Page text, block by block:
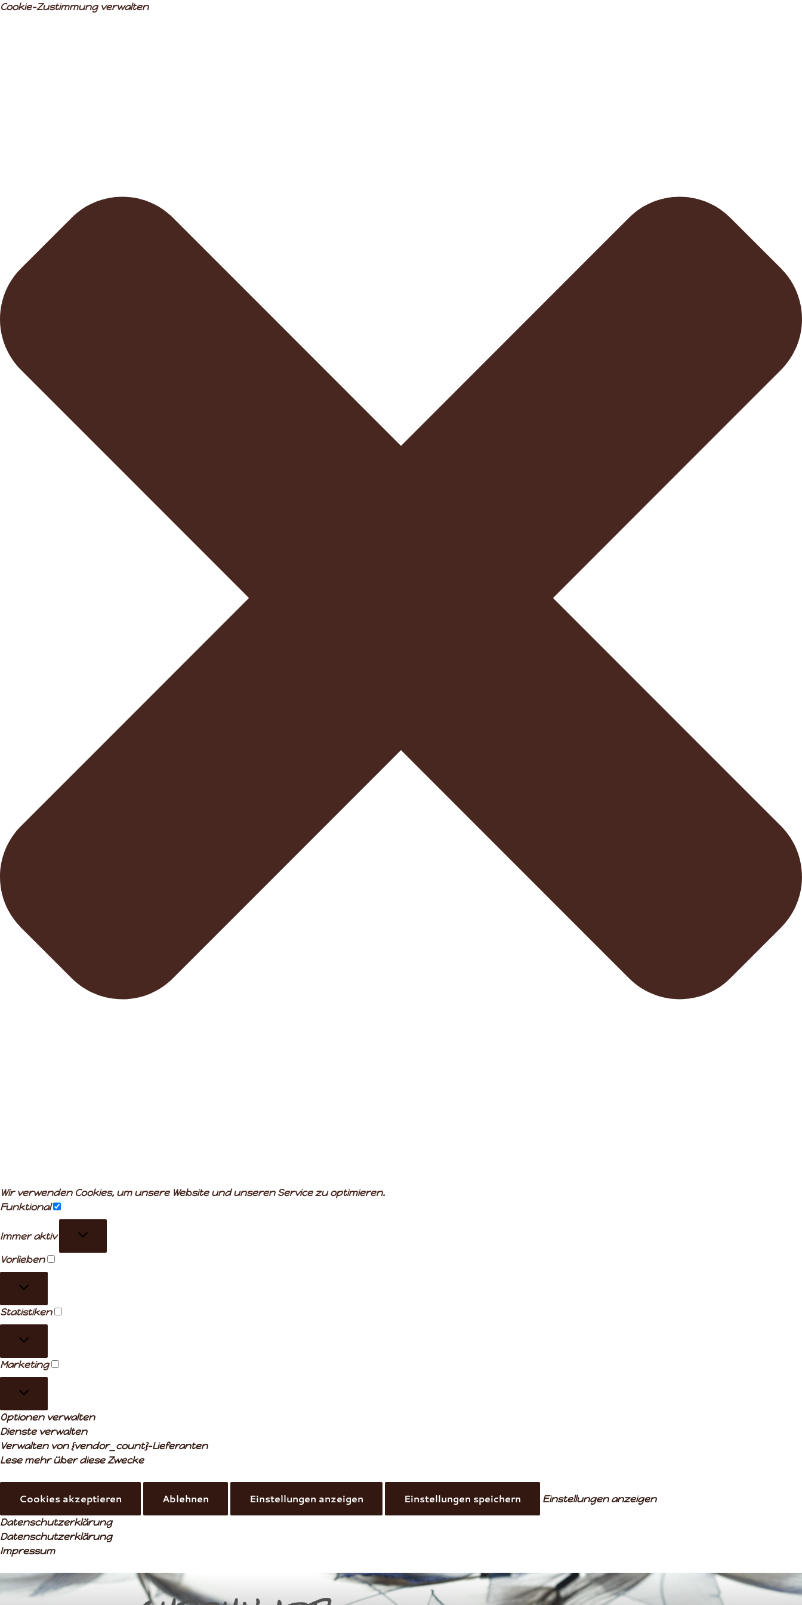
Cookie-Zustimmung verwalten
Wir verwenden Cookies, um unsere Website und unseren Service zu optimieren.
Funktional
Immer aktiv
Vorlieben
Statistiken
Marketing
Optionen verwalten
Dienste verwalten
Verwalten von {vendor_count}-Lieferanten
Lese mehr über diese Zwecke
Cookies akzeptieren Ablehnen Einstellungen anzeigen Einstellungen speichern
Einstellungen anzeigen
Datenschutzerklärung
Datenschutzerklärung
Impressum
Zum
Inhalt